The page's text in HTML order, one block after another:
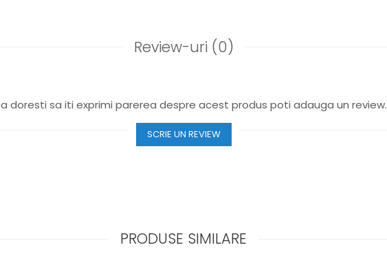
Review-uri (0)
doresti sa iti exprimi parerea despre acest produs poti adauga un review.
SCRIE UN REVIEW
PRODUSE SIMILARE